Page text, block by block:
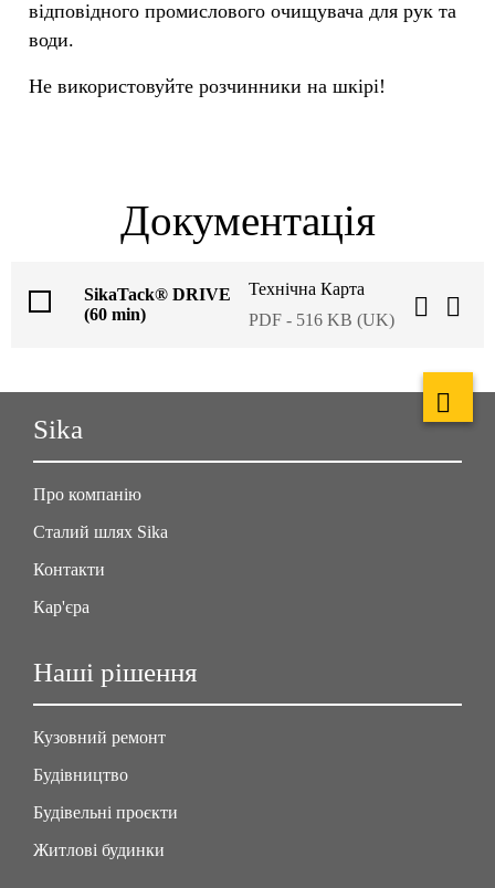
відповідного промислового очищувача для рук та
води.
Не використовуйте розчинники на шкірі!
Документація
SikaTack® DRIVE
(60 min)
Технічна Карта
PDF - 516 KB (UK)
Sika
Про компанію
Сталий шлях Sika
Контакти
Кар'єра
Наші рішення
Кузовний ремонт
Будівництво
Будівельні проєкти
Житлові будинки